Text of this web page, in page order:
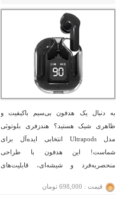
به دنبال یک هدفون بی‌سیم باکیفیت و
ظاهری شیک هستید؟ هندزفری بلوتوثی
مدل Ultrapods انتخابی ایده‌آل برای
شماست! این هدفون با طراحی
منحصربه‌فرد و شیشه‌ای، قابلیت‌های
بی‌نظیر از گوش دادن به موسیقی را برایتان
قیمت : 698,000 تومان